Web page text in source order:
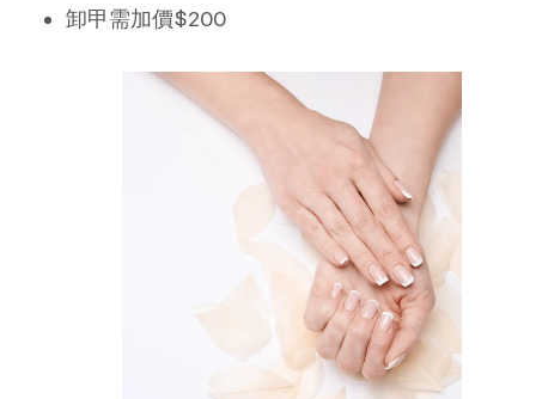
卸甲需加價$200